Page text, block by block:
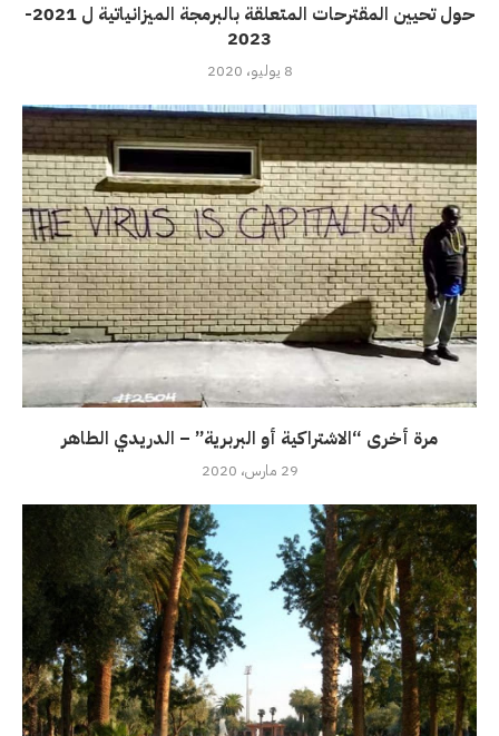
حول تحيين المقترحات المتعلقة بالبرمجة الميزانياتية ل 2021-
2023
8 يوليو، 2020
مرة أخرى “الاشتراكية أو البربرية” – الدريدي الطاهر
29 مارس، 2020